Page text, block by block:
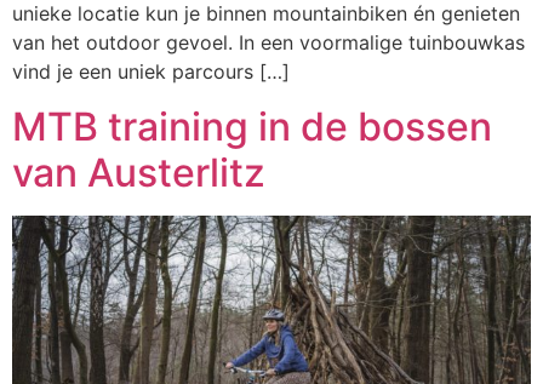
unieke locatie kun je binnen mountainbiken én genieten
van het outdoor gevoel. In een voormalige tuinbouwkas
vind je een uniek parcours […]
MTB training in de bossen
van Austerlitz